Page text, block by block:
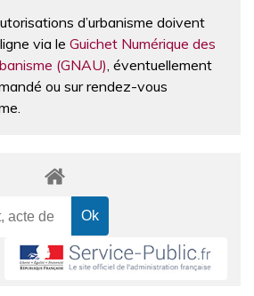
d’urbanisme doivent
via le Guichet Numérique des
(GNAU) , éventuellement
ou sur rendez-vous